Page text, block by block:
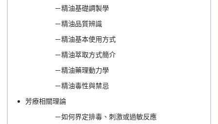
－精油基礎調製學
－精油品質辨識
－精油基本使用方式
－精油萃取方式簡介
－精油藥理動力學
－精油毒性與禁忌
芳療相關理論
－如何界定排毒、刺激或過敏反應